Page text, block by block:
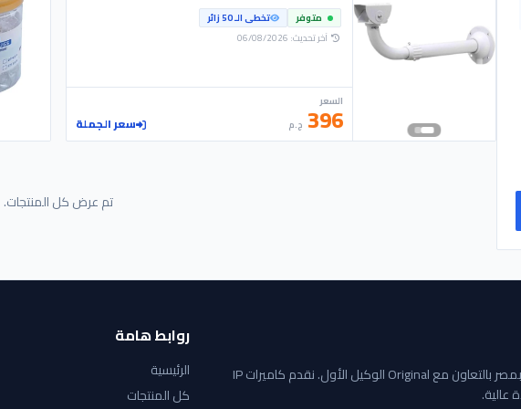
متوفر
تخطى الـ 50 زائر
آخر تحديث: 06/08/2026
السعر
396 ج.م سعر الجملة
تم عرض كل المنتجات.
AMA للانظمة الأمنية: الموزع الإقليمي لمنتجات UNV بمصر بالتعاون مع Original الوكيل الأول. نقدم كاميرات IP
روابط هامة
الرئيسية
كل المنتجات